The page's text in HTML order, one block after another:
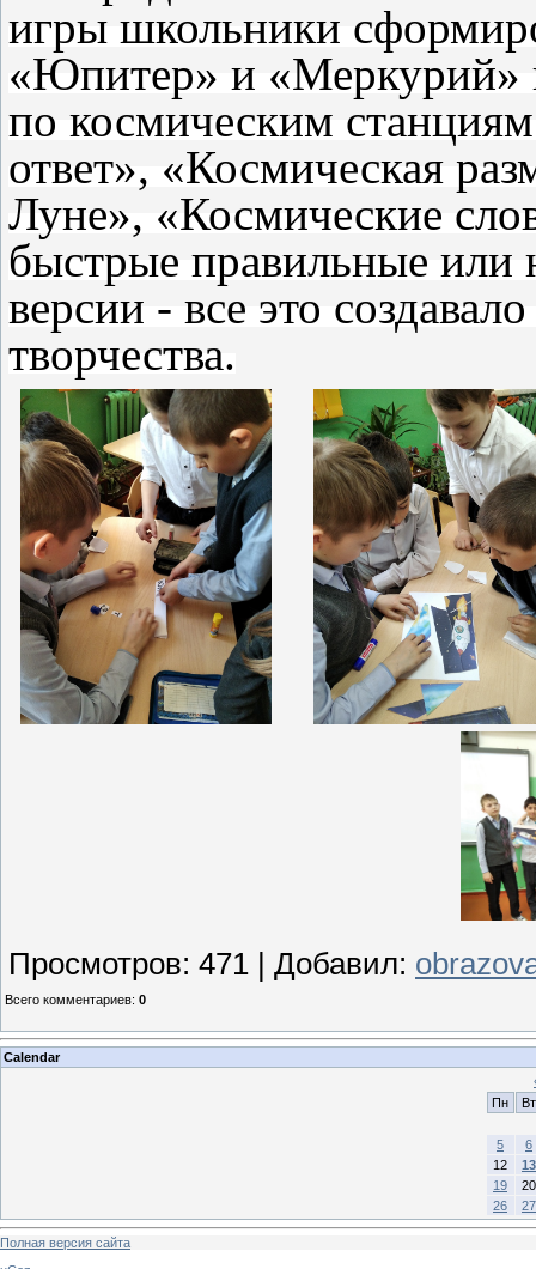
игры школьники
«Юпитер» и «Меркурий»
по космическим
ответ», «Космическая
Луне», «Космические
быстрые правильные или
версии - все это
творчества.
Просмотров: 471 | Добавил:
Всего комментариев: 0
Calendar
Пн
Вт
5
6
12
13
19
20
26
27
Полная версия сайта